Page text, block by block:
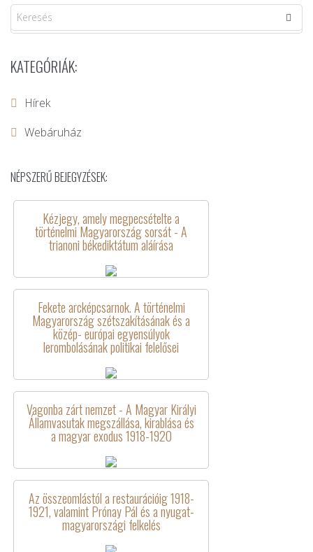
KATEGÓRIÁK:
Hírek
Webáruház
NÉPSZERŰ BEJEGYZÉSEK:
Kézjegy, amely megpecsételte a
történelmi Magyarország sorsát - A
trianoni békediktátum aláírása
Fekete arcképcsarnok. A történelmi
Magyarország szétszakításának és a
közép- európai egyensúlyok
lerombolásának politikai felelősei
Vagonba zárt nemzet - A Magyar Királyi
Államvasutak megszállása, kirablása és
a magyar exodus 1918-1920
Az összeomlástól a restaurációig 1918-
1921, valamint Prónay Pál és a nyugat-
magyarországi felkelés